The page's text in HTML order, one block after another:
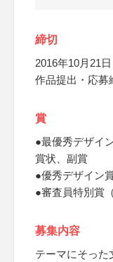
締切
2016年10月21
作品提出・応募
賞
●最優秀デザイ
賞状、副賞
●優秀デザイン
●審査員特別賞
募集内容
テーマにそった